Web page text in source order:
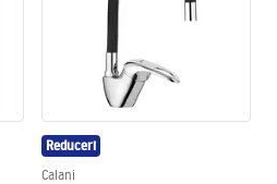
Reduceri
Calani